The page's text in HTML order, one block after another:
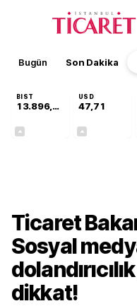
Bugün Son Dakika
BIST
13.896,36
USD
47,71
Ticaret
Sosyal
dikkat!